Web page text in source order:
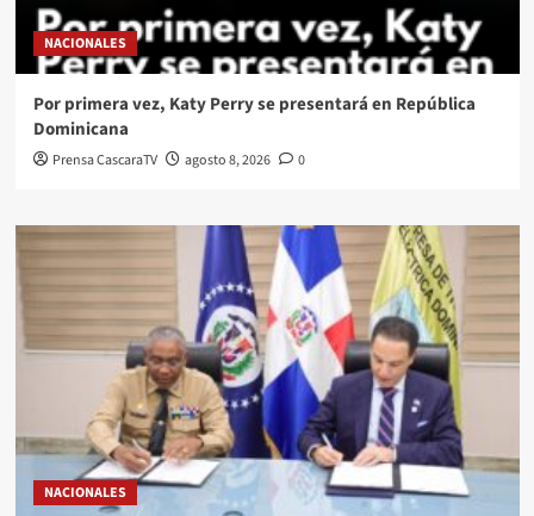
NACIONALES
Por primera vez, Katy Perry se presentará en República
Dominicana
Prensa CascaraTV agosto 8, 2026 0
NACIONALES